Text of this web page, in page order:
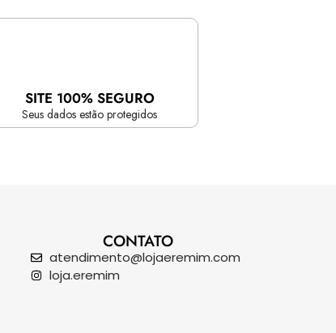
SITE 100% SEGURO
Seus dados estão protegidos
CONTATO
atendimento@lojaeremim.com
loja.eremim